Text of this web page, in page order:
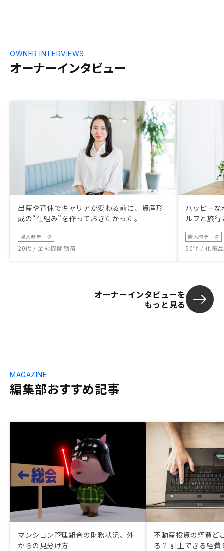
オーナーインタビュー
OWNER INTERVIEWS
出産や育休でキャリアが変わる前に、資産形
成の“仕組み”を作っておきたかった。
購入時データ
20代 / 金融機関勤務
ハッピー
ルフと旅
購入時データ
50代 / 化粧
オーナーインタビューを
もっと見る
編集部おすすめ記事
MAGAZINE
マンション管理組合の財務状況、外
からの見分け方
不動産投資の経費ど
る？ 計上できる経費